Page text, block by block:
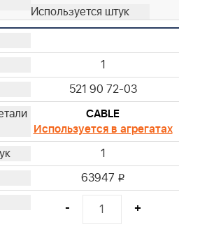
1
521 90 72-03
CABLE
Используется в агрегатах
1
63947 i
- +